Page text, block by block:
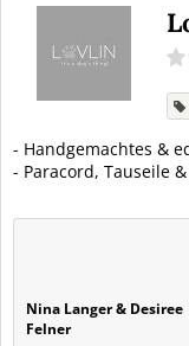
- Handgemachtes &
- Paracord, Tauseile
Nina Langer & Desiree
Felner